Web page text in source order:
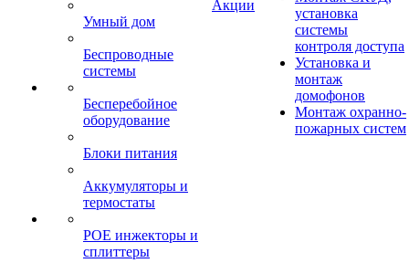
Умный дом
Беспроводные
системы
Бесперебойное
оборудование
Блоки питания
Аккумуляторы и
термостаты
POE инжекторы и
сплиттеры
Акции
установка
системы
контроля доступа
Установка и
монтаж
домофонов
Монтаж охранно-
пожарных систем